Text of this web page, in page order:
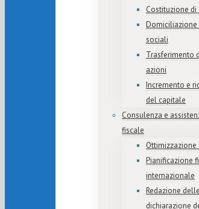
Costituzione di
Domiciliazione
sociali
Trasferimento
azioni
Incremento e
del capitale
Consulenza e
fiscale
Ottimizzazione
Pianificazione
internazionale
Redazione delle
dichiarazione